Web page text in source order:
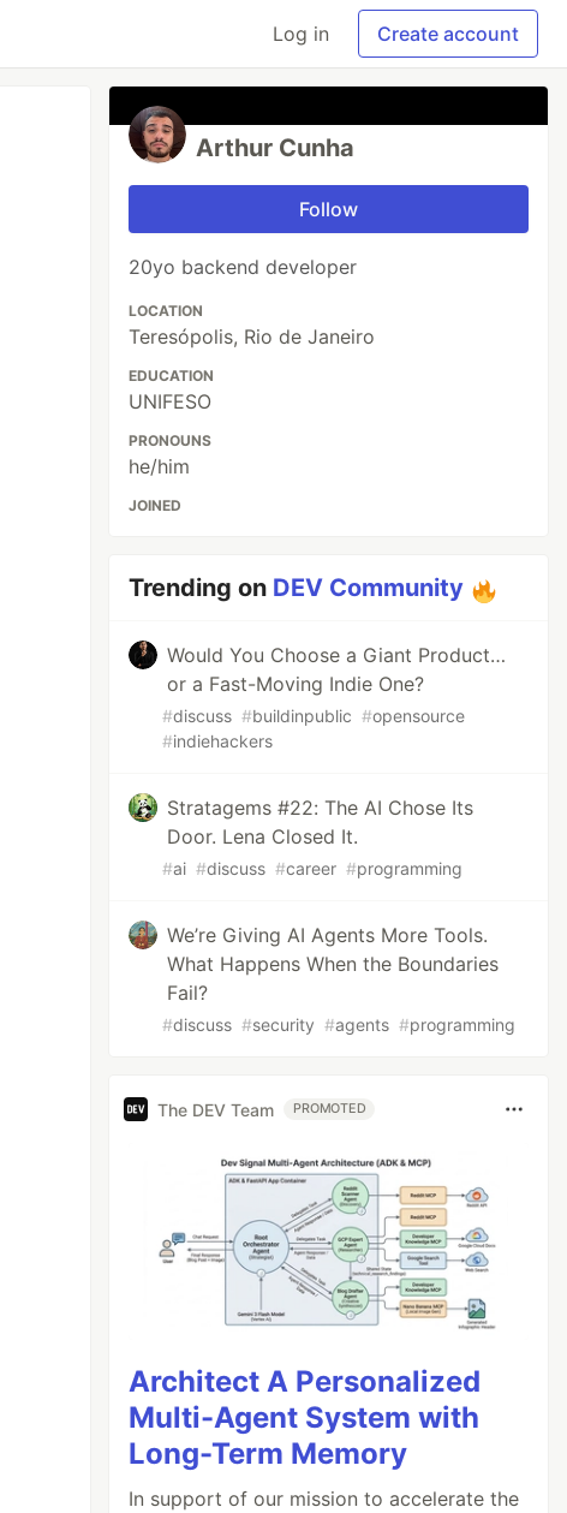
Log in Create account
Arthur Cunha
Follow
20yo backend developer
LOCATION
Teresópolis, Rio de Janeiro
EDUCATION
UNIFESO
PRONOUNS
he/him
JOINED
Trending on DEV Community
Would You Choose a Giant Product…
or a Fast-Moving Indie One?
#discuss #buildinpublic #opensource
#indiehackers
Stratagems #22: The AI Chose Its
Door. Lena Closed It.
#ai #discuss #career #programming
We’re Giving AI Agents More Tools.
What Happens When the Boundaries
Fail?
#discuss #security #agents #programming
The DEV Team PROMOTED
Architect A Personalized
Multi-Agent System with
Long-Term Memory
In support of our mission to accelerate the